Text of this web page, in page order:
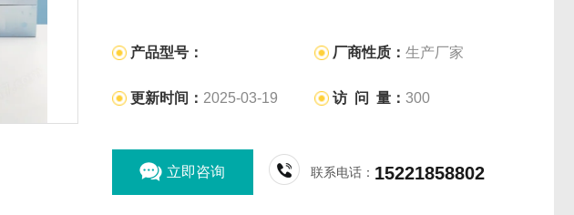
产品型号： 厂商性质：生产厂家
更新时间： 2025-03-19 访 问 量：300
立即咨询 联系电话： 15221858802